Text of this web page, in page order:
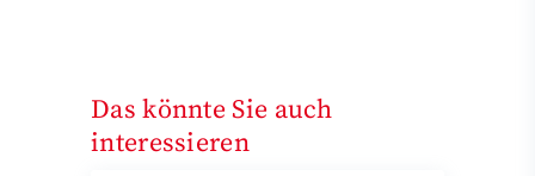
Das könnte Sie auch
interessieren